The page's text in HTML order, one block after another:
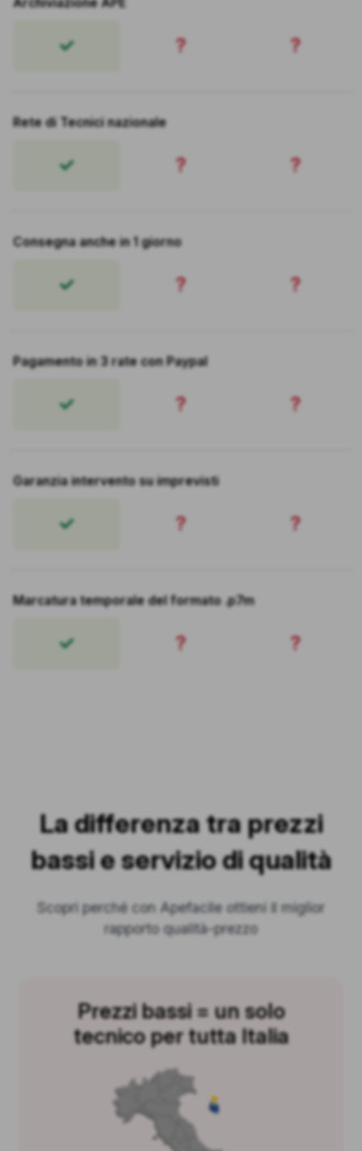
? ?
Rete di Tecnici nazionale
? ?
Consegna anche in 1 giorno
? ?
Pagamento in 3 rate con Paypal
? ?
Garanzia intervento su imprevisti
? ?
Marcatura temporale del formato .p7m
? ?
La differenza tra prezzi
bassi e servizio di qualità
Scopri perché con Apefacile ottieni il miglior
rapporto qualità-prezzo
Prezzi bassi = un solo
tecnico per tutta Italia